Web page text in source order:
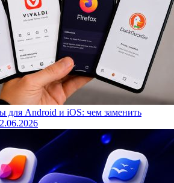
для Android и iOS: чем заменить